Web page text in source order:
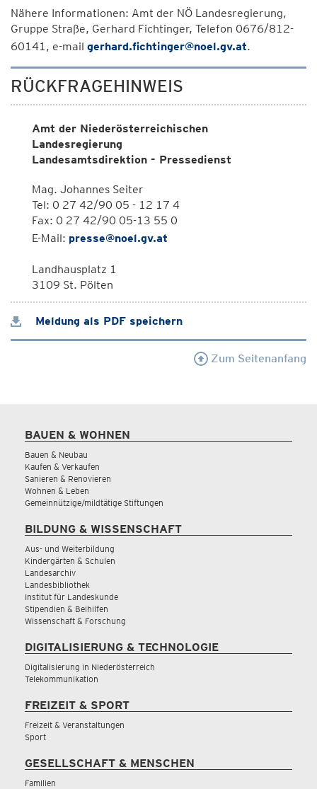
Nähere Informationen: Amt der NÖ Landesregierung,
Gruppe Straße, Gerhard Fichtinger, Telefon 0676/812-
60141, e-mail gerhard.fichtinger@noel.gv.at.
RÜCKFRAGEHINWEIS
Amt der Niederösterreichischen
Landesregierung
Landesamtsdirektion - Pressedienst
Mag. Johannes Seiter
Tel: 0 27 42/90 05 - 12 17 4
Fax: 0 27 42/90 05-13 55 0
E-Mail: presse@noel.gv.at
Landhausplatz 1
3109 St. Pölten
Meldung als PDF speichern
Zum Seitenanfang
BAUEN & WOHNEN
Bauen & Neubau
Kaufen & Verkaufen
Sanieren & Renovieren
Wohnen & Leben
Gemeinnützige/mildtätige Stiftungen
BILDUNG & WISSENSCHAFT
Aus- und Weiterbildung
Kindergärten & Schulen
Landesarchiv
Landesbibliothek
Institut für Landeskunde
Stipendien & Beihilfen
Wissenschaft & Forschung
DIGITALISIERUNG & TECHNOLOGIE
Digitalisierung in Niederösterreich
Telekommunikation
FREIZEIT & SPORT
Freizeit & Veranstaltungen
Sport
GESELLSCHAFT & MENSCHEN
Familien